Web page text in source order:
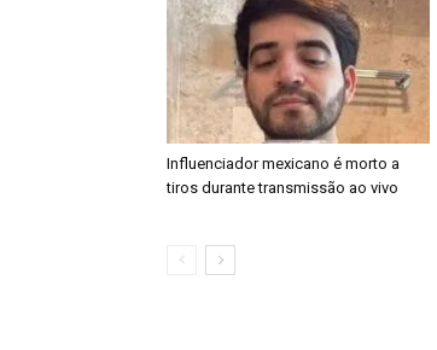
Influenciador mexicano é morto a
tiros durante transmissão ao vivo